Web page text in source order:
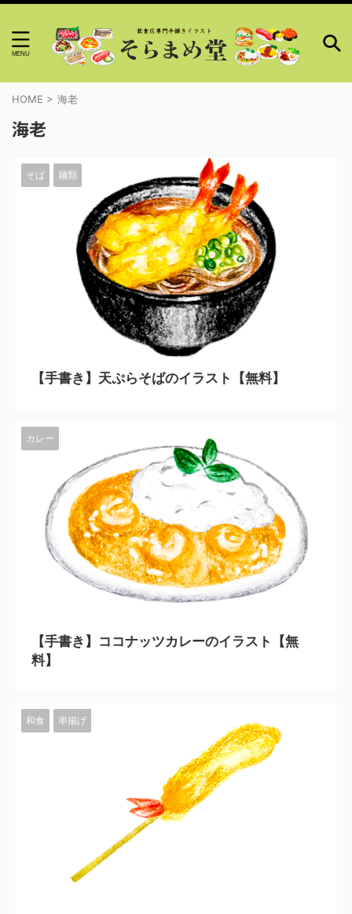
HOME > 海老
海老
そば 麺類
【手書き】天ぷらそばのイラスト【無料】
カレー
【手書き】ココナッツカレーのイラスト【無
料】
和食 串揚げ